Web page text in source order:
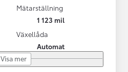
Mätarställning
1 123 mil
Växellåda
Automat
Visa mer